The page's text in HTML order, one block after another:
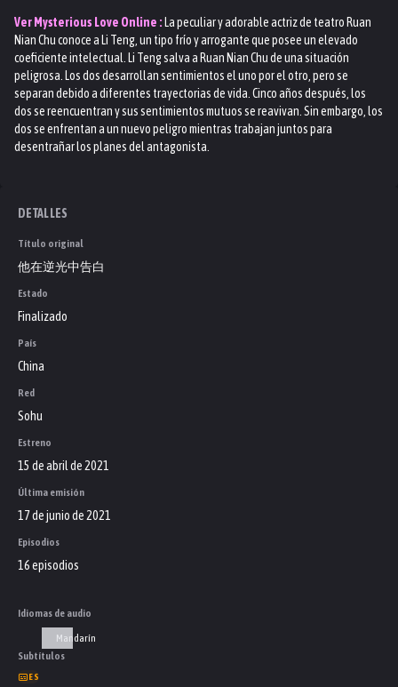
VerMysterious Love Online : La peculiar y adorable actriz de teatro Ruan
Nian Chu conoce a Li Teng, un tipo frío y arrogante que posee un elevado
coeficiente intelectual. Li Teng salva a Ruan Nian Chu de una situación
peligrosa. Los dos desarrollan sentimientos el uno por el otro, pero se
separan debido a diferentes trayectorias de vida. Cinco años después, los
dos se reencuentran y sus sentimientos mutuos se reavivan. Sin embargo, los
dos se enfrentan a un nuevo peligro mientras trabajan juntos para
desentrañar los planes del antagonista.
DETALLES
Título original
他在逆光中告白
Estado
Finalizado
País
China
Red
Sohu
Estreno
15 de abril de 2021
Última emisión
17 de junio de 2021
Episodios
16 episodios
Idiomas de audio
Mandarín
Subtítulos
ES